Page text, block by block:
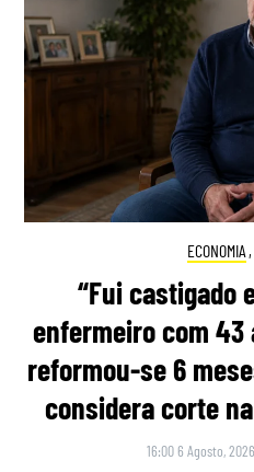
ECONOMIA ,
“Fui castigado
enfermeiro com 43
reformou-se 6
considera corte
16:00 6 Agosto, 2026